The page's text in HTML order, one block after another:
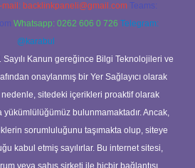
mail: backlinkpaneli@gmail.com Teams:
Whatsapp: 0262 606 0 726 Telegram:
@karabul
Sayılı Kanun gereğince Bilgi Teknolojileri ve
onaylanmış bir Yer Sağlayıcı olarak
nedenle, sitedeki içerikleri proaktif olarak
yükümlülüğümüz bulunmamaktadır. Ancak,
sorumluluğunu taşımakta olup, siteye
kabul etmiş sayılırlar. Bu internet sitesi,
veya şahıs şirketi ile hiçbir bağlantısı